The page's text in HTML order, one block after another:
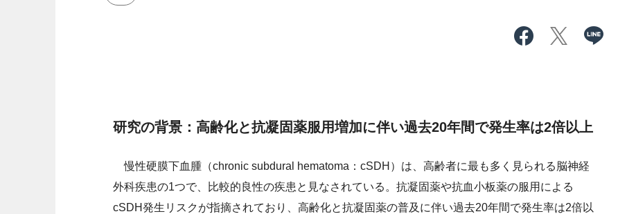
研究の背景：高齢化と抗凝固薬服用増加に伴い過去20年間で発生率は2倍以上
慢性硬膜下血腫（chronic subdural hematoma：cSDH）は、高齢者に最も多く見られる脳神経
外科疾患の1つで、比較的良性の疾患と見なされている。抗凝固薬や抗血小板薬の服用による
cSDH発生リスクが指摘されており、高齢化と抗凝固薬の普及に伴い過去20年間で発生率は2倍以